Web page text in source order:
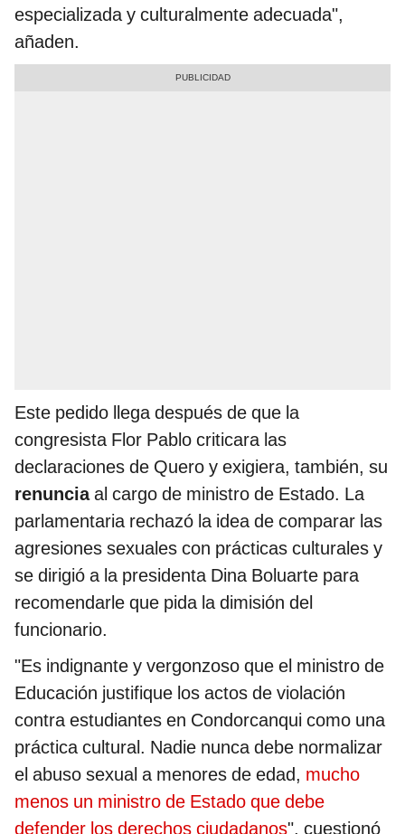
especializada y culturalmente adecuada",
añaden.
Este pedido llega después de que la
congresista Flor Pablo criticara las
declaraciones de Quero y exigiera, también, su
renunciaal cargo de ministro de Estado. La
parlamentaria rechazó la idea de comparar las
agresiones sexuales con prácticas culturales y
se dirigió a la presidenta Dina Boluarte para
recomendarle que pida la dimisión del
funcionario.
"Es indignante y vergonzoso que el ministro de
Educación justifique los actos de violación
contra estudiantes en Condorcanqui como una
práctica cultural. Nadie nunca debe normalizar
el abuso sexual a menores de edad, mucho
menos un ministro de Estado que debe
defender los derechos ciudadanos", cuestionó